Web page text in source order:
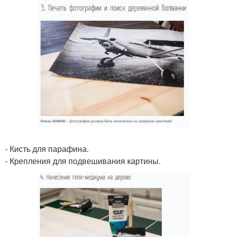
- Кисть для парафина.
- Крепления для подвешивания картины.